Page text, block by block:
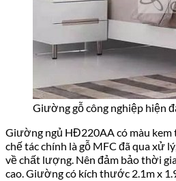
Giường gỗ công nghiệp hiện
Giường ngủ HĐ220AA có màu kem
chế tác chính là gỗ MFC đã qua xử
về chất lượng. Nên đảm bảo thời
cao. Giường có kích thước 2.1m x